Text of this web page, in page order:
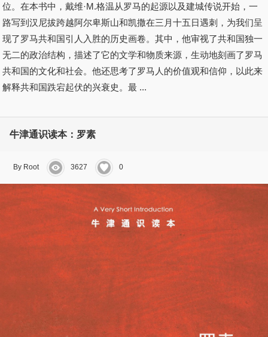
位。在本书中，戴维·M.格温从罗马的起源以及建城传说开始，一
路写到汉尼拔跨越阿尔卑斯山和凯撒在三月十五日遇刺，为我们呈
现了罗马共和国引人入胜的历史画卷。其中，他审视了共和国独一
无二的政治结构，描述了它的文学和物质来源，生动地刻画了罗马
共和国的文化和社会。他还思考了罗马人的价值观和信仰，以此来
解释共和国跌宕起伏的兴衰史。最 ...
牛津通识读本：罗素
By Root 3627 0